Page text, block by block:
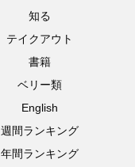
知る
テイクアウト
書籍
ベリー類
English
週間ランキング
年間ランキング